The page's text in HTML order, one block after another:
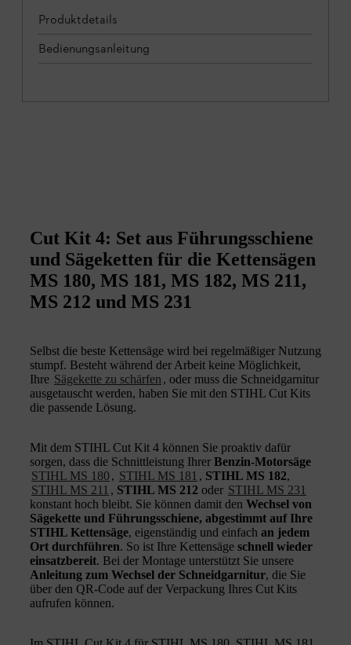
Produktdetails
Bedienungsanleitung
Cut Kit 4: Set aus Führungsschiene
und Sägeketten für die Kettensägen
MS 180, MS 181, MS 182, MS 211,
MS 212 und MS 231
Selbst die beste Kettensäge wird bei regelmäßiger Nutzung
stumpf. Besteht während der Arbeit keine Möglichkeit,
Ihre Sägekette zu schärfen , oder muss die Schneidgarnitur
ausgetauscht werden, haben Sie mit den STIHL Cut Kits
die passende Lösung.
Mit dem STIHL Cut Kit 4 können Sie proaktiv dafür
sorgen, dass die Schnittleistung Ihrer Benzin-Motorsäge
STIHL MS 180, STIHL MS 181 , STIHL MS 182,
STIHL MS 211 , STIHL MS 212 oder STIHL MS 231
konstant hoch bleibt. Sie können damit den Wechsel von
Sägekette und Führungsschiene, abgestimmt auf Ihre
STIHL Kettensäge, eigenständig und einfach an jedem
Ort durchführen. So ist Ihre Kettensäge schnell wieder
einsatzbereit. Bei der Montage unterstützt Sie unsere
Anleitung zum Wechsel der Schneidgarnitur, die Sie
über den QR-Code auf der Verpackung Ihres Cut Kits
aufrufen können.